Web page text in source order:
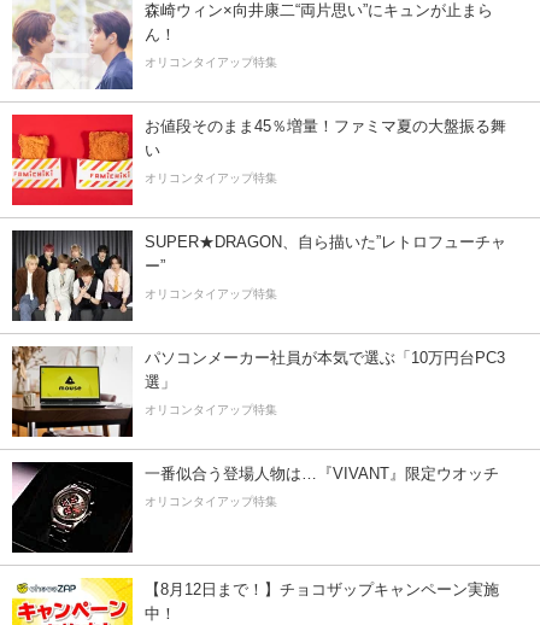
森崎ウィン×向井康二“両片思い”にキュンが止まら
ん！
オリコンタイアップ特集
お値段そのまま45％増量！ファミマ夏の大盤振る舞
い
オリコンタイアップ特集
SUPER★DRAGON、自ら描いた”レトロフューチャ
ー”
オリコンタイアップ特集
パソコンメーカー社員が本気で選ぶ「10万円台PC3
選」
オリコンタイアップ特集
一番似合う登場人物は…『VIVANT』限定ウオッチ
オリコンタイアップ特集
【8月12日まで！】チョコザップキャンペーン実施
中！